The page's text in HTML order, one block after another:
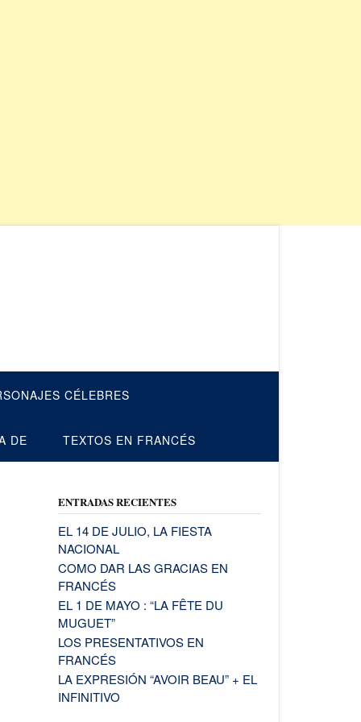
CÉLEBRES
DE TEXTOS EN FRANCÉS
ENTRADAS RECIENTES
EL 14 DE JULIO, LA FIESTA
NACIONAL
COMO DAR LAS GRACIAS EN
FRANCÉS
EL 1 DE MAYO : “LA FÊTE DU
MUGUET”
LOS PRESENTATIVOS EN
FRANCÉS
LA EXPRESIÓN “AVOIR BEAU” + EL
INFINITIVO